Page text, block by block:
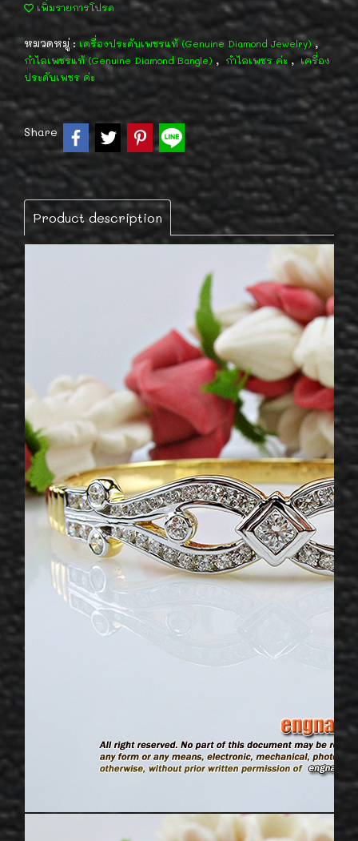
เพิ่มรายการโปรด
หมวดหมู่ : เครื่องประดับเพชรแท้ (Genuine Diamond Jewelry) ,
กำไลเพชรแท้ (Genuine Diamond Bangle) , กำไลเพชร ค่ะ , เครื่อง
ประดับเพชร ค่ะ
Share
Product description